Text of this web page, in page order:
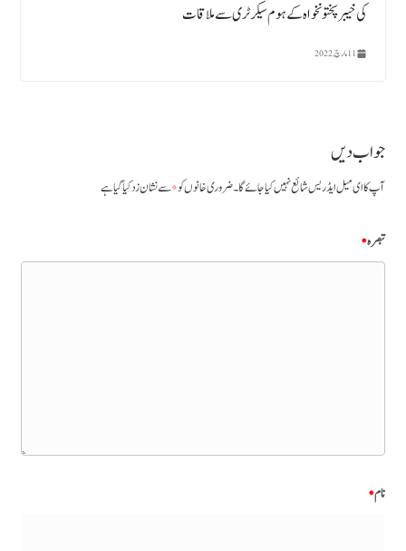
کی خیبر پختونخواہ کے ہوم سیکرٹری سے ملاقات
11 مارچ, 2022
جواب دیں
آپ کا ای میل ایڈریس شائع نہیں کیا جائے گا۔ضروری خانوں کو*سے نشان زد کیا گیا ہے
تبصرہ*
نام*